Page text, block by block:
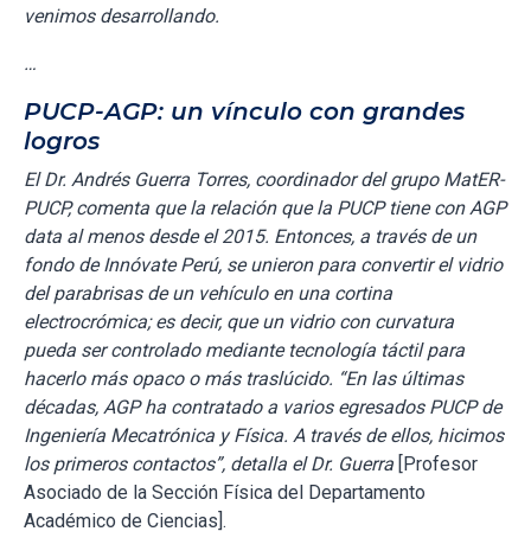
venimos desarrollando.
…
PUCP-AGP: un vínculo con grandes
logros
El Dr. Andrés Guerra Torres, coordinador del grupo MatER-
PUCP, comenta que la relación que la PUCP tiene con AGP
data al menos desde el 2015. Entonces, a través de un
fondo de Innóvate Perú, se unieron para convertir el vidrio
del parabrisas de un vehículo en una cortina
electrocrómica; es decir, que un vidrio con curvatura
pueda ser controlado mediante tecnología táctil para
hacerlo más opaco o más traslúcido. “En las últimas
décadas, AGP ha contratado a varios egresados PUCP de
Ingeniería Mecatrónica y Física. A través de ellos, hicimos
los primeros contactos”, detalla el Dr. Guerra [Profesor
Asociado de la Sección Física del Departamento
Académico de Ciencias].